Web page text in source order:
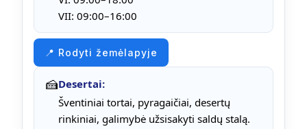
VII: 09:00–16:00
📍 Rodyti žemėlapyje
🍰Desertai:
Šventiniai tortai, pyragaičiai, desertų
rinkiniai, galimybė užsisakyti saldų stalą.